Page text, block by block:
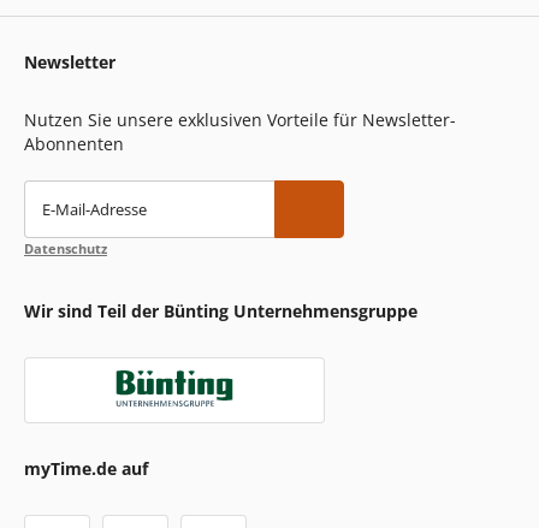
Newsletter
Nutzen Sie unsere exklusiven Vorteile für Newsletter-
Abonnenten
E-Mail-Adresse
Datenschutz
Wir sind Teil der Bünting Unternehmensgruppe
myTime.de auf